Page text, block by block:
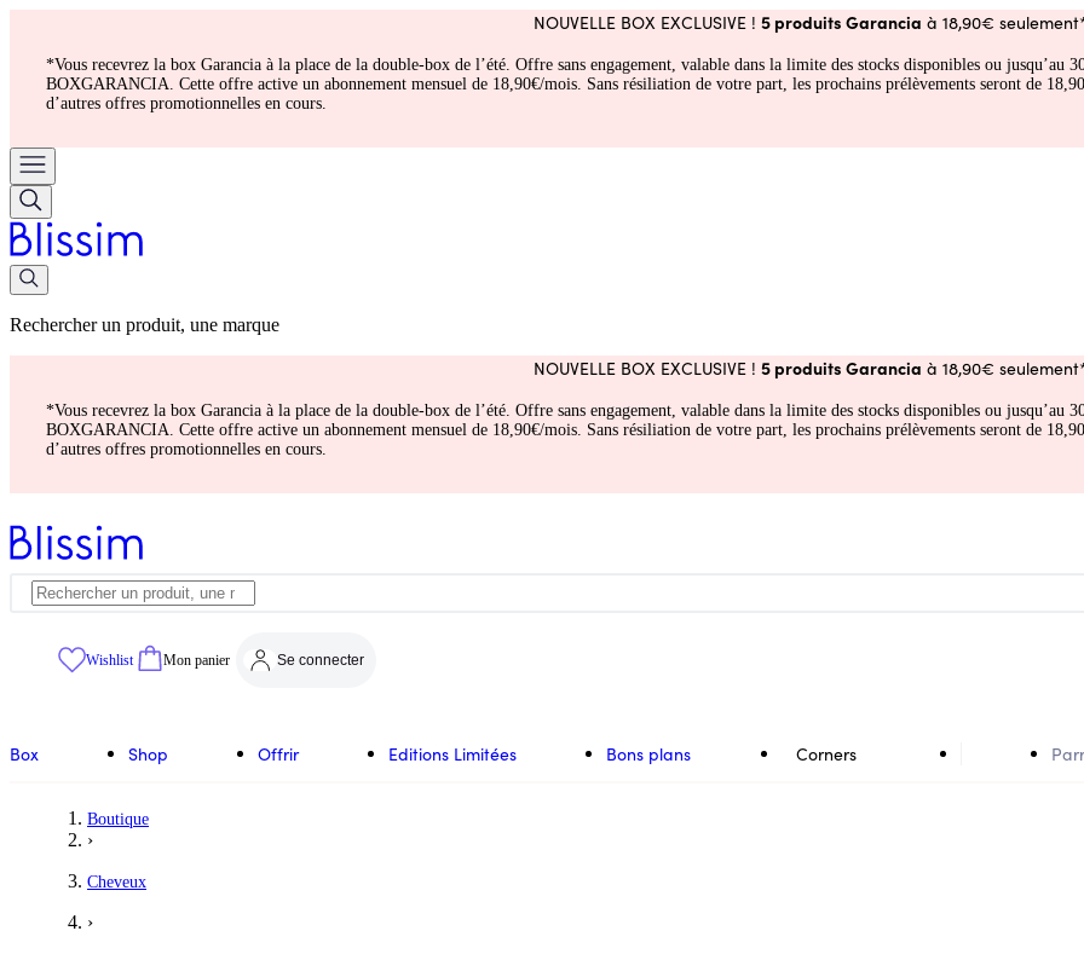
NOUVELLE BOX EXCLUSIVE ! 5 produits Garancia à 18,90€
*Vous recevrez la box Garancia à la place de la double-box de l’été. Offre sans engagement, valable dans la limite des stocks disponibles ou jusqu’au
BOXGARANCIA. Cette offre active un abonnement mensuel de 18,90€/mois. Sans résiliation de votre part, les prochains prélèvements seront de
d’autres offres promotionnelles en cours.
Rechercher un produit, une marque
NOUVELLE BOX EXCLUSIVE ! 5 produits Garancia à 18,90€
*Vous recevrez la box Garancia à la place de la double-box de l’été. Offre sans engagement, valable dans la limite des stocks disponibles ou jusqu’au
BOXGARANCIA. Cette offre active un abonnement mensuel de 18,90€/mois. Sans résiliation de votre part, les prochains prélèvements seront de
d’autres offres promotionnelles en cours.
Wishlist Mon panier Se connecter
Box Shop Offrir Editions Limitées Bons plans Corners
Boutique
›
Cheveux
›